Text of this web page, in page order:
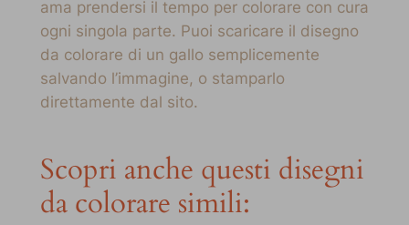
ama prendersi il tempo per colorare con cura
ogni singola parte. Puoi scaricare il disegno
da colorare di un gallo semplicemente
salvando l’immagine, o stamparlo
direttamente dal sito.
Scopri anche questi disegni
da colorare simili: